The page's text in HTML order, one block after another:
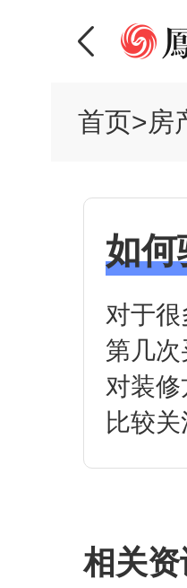
首页>房
如何
对于
第几
对装
比较
相关